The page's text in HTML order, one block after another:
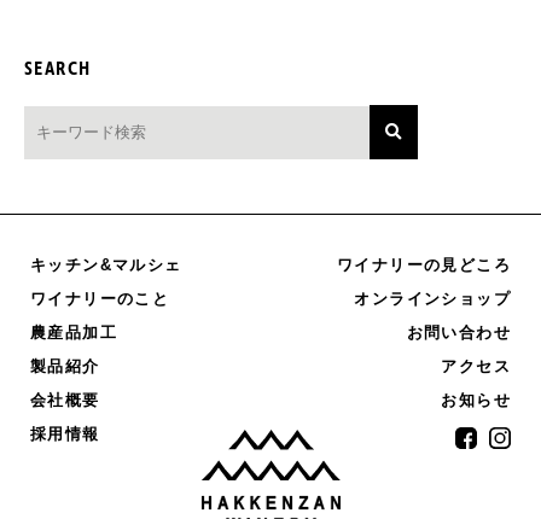
SEARCH
キッチン&マルシェ
ワイナリーのこと
農産品加工
製品紹介
会社概要
採用情報
ワイナリーの見どころ
オンラインショップ
お問い合わせ
アクセス
お知らせ